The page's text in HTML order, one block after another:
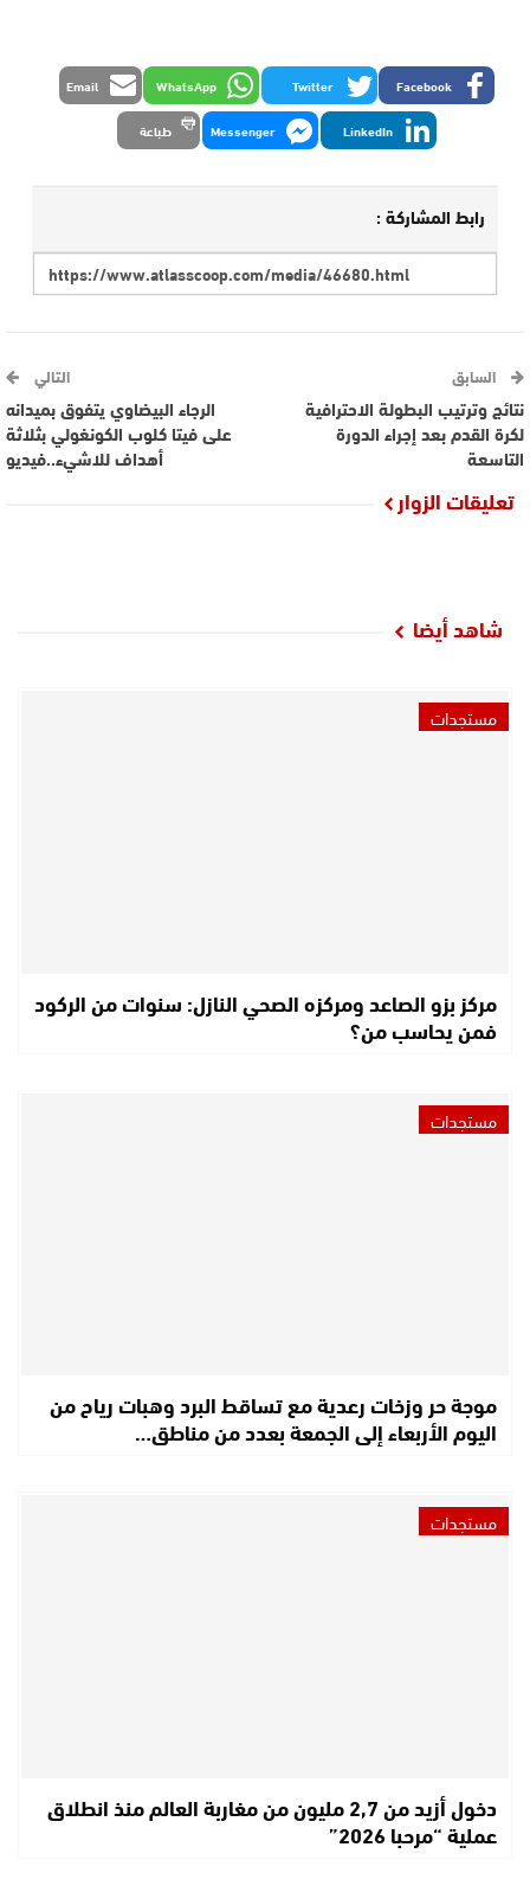
Facebook
Twitter
WhatsApp
Email
LinkedIn
Messenger طباعة
رابط المشاركة :
السابق
نتائج وترتيب البطولة الاحترافية
لكرة القدم بعد إجراء الدورة
التاسعة
التالي
الرجاء البيضاوي يتفوق بميدانه
على فيتا كلوب الكونغولي بثلاثة
أهداف للاشيء..فيديو
تعليقات الزوار
شاهد أيضا
مستجدات
مركز بزو الصاعد ومركزه الصحي النازل: سنوات من الركود
فمن يحاسب من؟
مستجدات
موجة حر وزخات رعدية مع تساقط البرد وهبات رياح من
اليوم الأربعاء إلى الجمعة بعدد من مناطق…
مستجدات
دخول أزيد من 2,7 مليون من مغاربة العالم منذ انطلاق
عملية “مرحبا 2026”